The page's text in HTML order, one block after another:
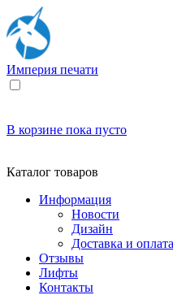
Империя печати
В корзине пока пусто
Каталог товаров
Информация
Новости
Дизайн
Доставка и оплата
Отзывы
Лифты
Контакты